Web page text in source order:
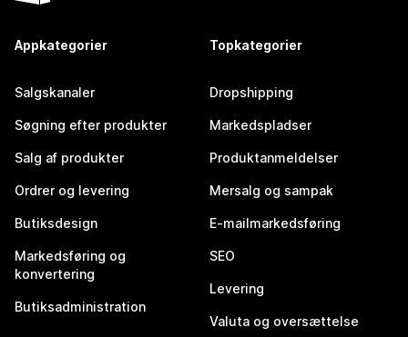
Appkategorier
Salgskanaler
Søgning efter produkter
Salg af produkter
Ordrer og levering
Butiksdesign
Markedsføring og
konvertering
Butiksadministration
Topkategorier
Dropshipping
Markedspladser
Produktanmeldelser
Mersalg og sampak
E-mailmarkedsføring
SEO
Levering
Valuta og oversættelse